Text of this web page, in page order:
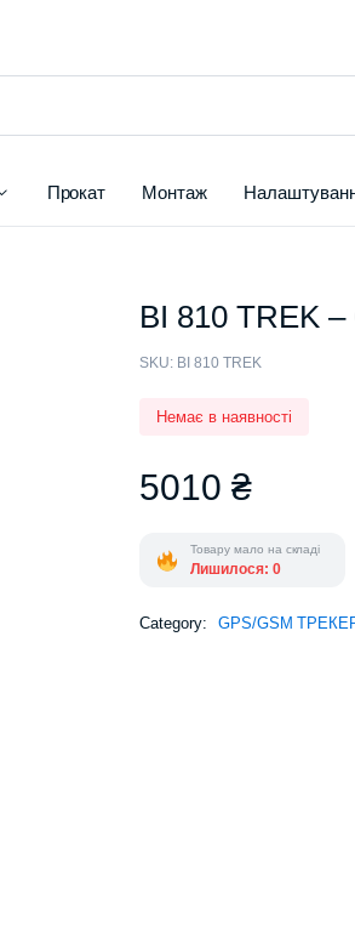
Прокат Монтаж
BI 810 TREK –
SKU: BI 810 TREK
Немає в наявності
5010 ₴
Товару мало на складі
Лишилося: 0
Category: GPS/GSM